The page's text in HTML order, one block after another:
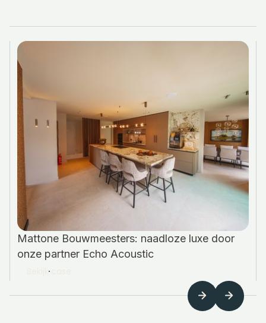
Mattone Bouwmeesters: naadloze luxe door
onze partner Echo Acoustic
Bekijk case